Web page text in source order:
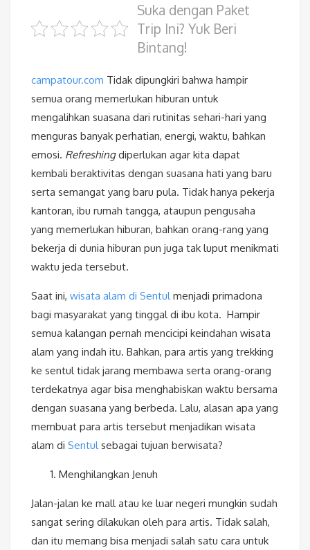
Suka dengan Paket
Trip Ini? Yuk Beri
Bintang!
campatour.com Tidak dipungkiri bahwa hampir
semua orang memerlukan hiburan untuk
mengalihkan suasana dari rutinitas sehari-hari yang
menguras banyak perhatian, energi, waktu, bahkan
emosi. Refreshingdiperlukan agar kita dapat
kembali beraktivitas dengan suasana hati yang baru
serta semangat yang baru pula. Tidak hanya pekerja
kantoran, ibu rumah tangga, ataupun pengusaha
yang memerlukan hiburan, bahkan orang-rang yang
bekerja di dunia hiburan pun juga tak luput menikmati
waktu jeda tersebut.
Saat ini, wisata alam di Sentul menjadi primadona
bagi masyarakat yang tinggal di ibu kota. Hampir
semua kalangan pernah mencicipi keindahan wisata
alam yang indah itu. Bahkan, para artis yang trekking
ke sentul tidak jarang membawa serta orang-orang
terdekatnya agar bisa menghabiskan waktu bersama
dengan suasana yang berbeda. Lalu, alasan apa yang
membuat para artis tersebut menjadikan wisata
alam di Sentul sebagai tujuan berwisata?
Menghilangkan Jenuh
Jalan-jalan ke mall atau ke luar negeri mungkin sudah
sangat sering dilakukan oleh para artis. Tidak salah,
dan itu memang bisa menjadi salah satu cara untuk